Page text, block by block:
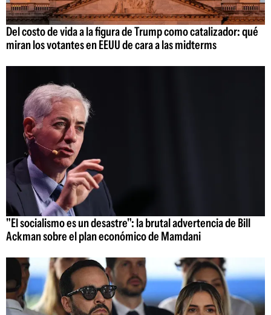
Del costo de vida a la figura de Trump como catalizador: qué
miran los votantes en EEUU de cara a las midterms
"El socialismo es un desastre": la brutal advertencia de Bill
Ackman sobre el plan económico de Mamdani